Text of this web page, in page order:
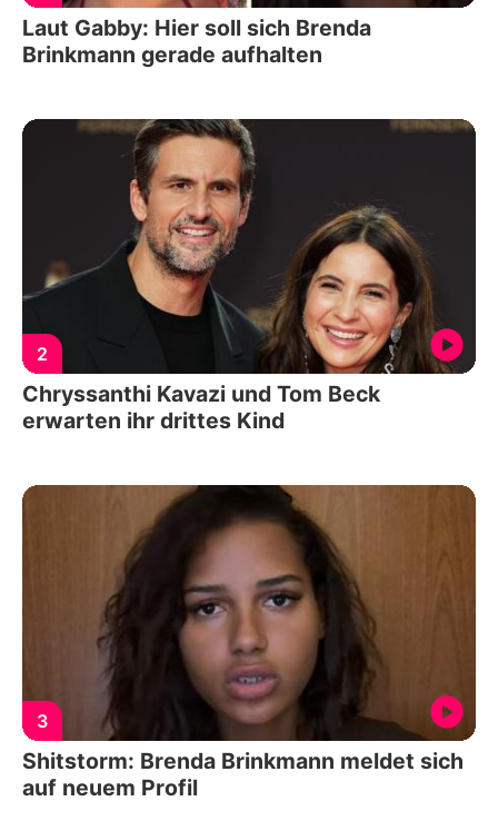
Laut Gabby: Hier soll sich Brenda
Brinkmann gerade aufhalten
2
Chryssanthi Kavazi und Tom Beck
erwarten ihr drittes Kind
3
Shitstorm: Brenda Brinkmann meldet sich
auf neuem Profil